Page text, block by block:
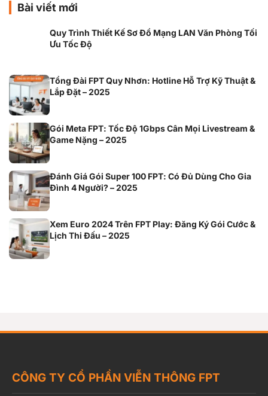
Bài viết mới
Quy Trình Thiết Kế Sơ Đồ Mạng LAN Văn Phòng Tối
Ưu Tốc Độ
Tổng Đài FPT Quy Nhơn: Hotline Hỗ Trợ Kỹ Thuật &
Lắp Đặt – 2025
Gói Meta FPT: Tốc Độ 1Gbps Cân Mọi Livestream &
Game Nặng – 2025
Đánh Giá Gói Super 100 FPT: Có Đủ Dùng Cho Gia
Đình 4 Người? – 2025
Xem Euro 2024 Trên FPT Play: Đăng Ký Gói Cước &
Lịch Thi Đấu – 2025
CÔNG TY CỔ PHẦN VIỄN THÔNG FPT